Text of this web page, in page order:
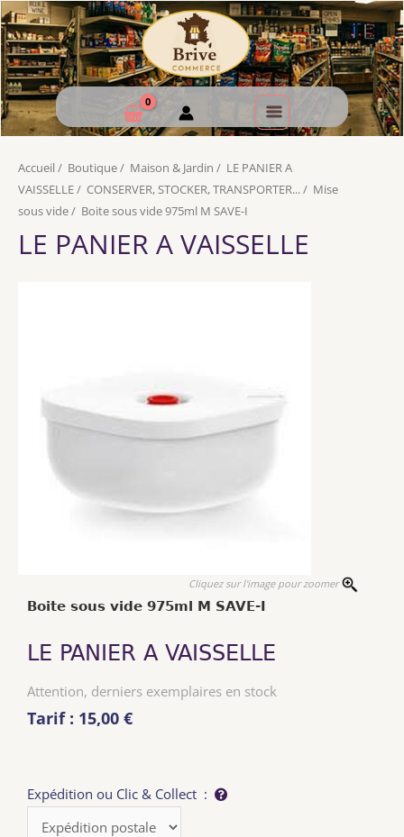
Accueil / Boutique/ Maison & Jardin / LE PANIER A
VAISSELLE/ CONSERVER, STOCKER, TRANSPORTER.../ Mise
sous vide/ Boite sous vide 975ml M SAVE-I
LE PANIER A VAISSELLE
Cliquez sur l'image pour zoomer
Boite sous vide 975ml M SAVE-I
LE PANIER A VAISSELLE
Attention, derniers exemplaires en stock
Tarif : 15,00 €
Expédition ou Clic & Collect :